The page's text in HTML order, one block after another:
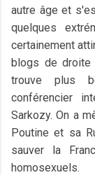
autre âge et
quelques
certainement
blogs de droite
trouve plus
conférencier
Sarkozy. On a
Poutine et sa
sauver la
homosexuels.